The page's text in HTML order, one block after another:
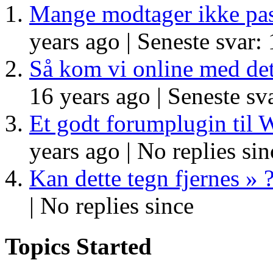
Mange modtager ikke
years ago | Seneste svar:
Så kom vi online med
16 years ago | Seneste
Et godt forumplugin til
years ago | No replies
Kan dette tegn fjernes »
| No replies since
Topics Started